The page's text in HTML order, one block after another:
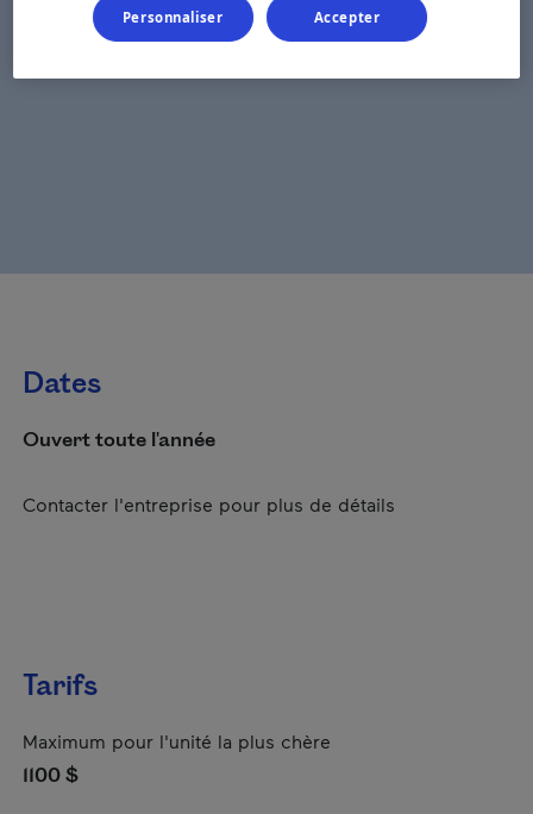
Dates
Ouvert toute l'année
Contacter l'entreprise pour plus de détails
Tarifs
Maximum pour l'unité la plus chère
1100 $
Personnaliser Accepter